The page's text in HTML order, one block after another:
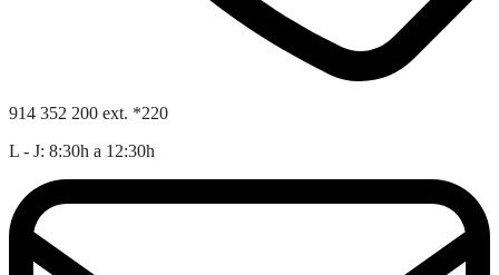
914 352 200 ext. *220
L - J: 8:30h a 12:30h